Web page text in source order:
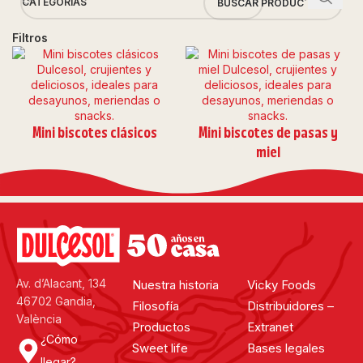
Filtros
Mini biscotes clásicos
Mini biscotes de pasas y
miel
Av. d’Alacant, 134
46702 Gandia,
València
¿Cómo
Nuestra historia
Filosofía
Productos
Sweet life
Vicky Foods
Distribuidores –
Extranet
Bases legales